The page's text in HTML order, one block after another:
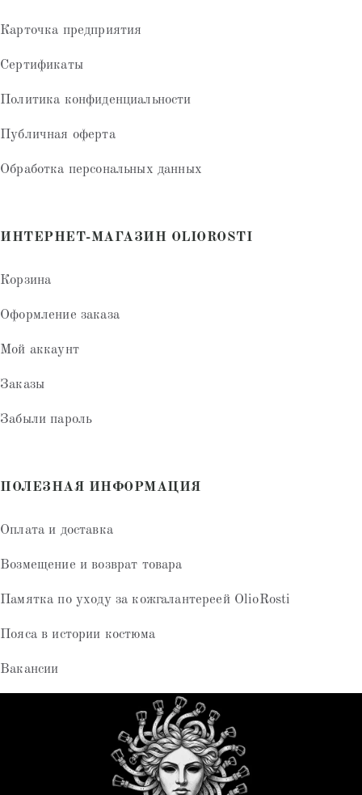
Карточка предприятия
Сертификаты
Политика конфиденциальности
Публичная оферта
Обработка персональных данных
ИНТЕРНЕТ-МАГАЗИН OLIOROSTI
Корзина
Оформление заказа
Мой аккаунт
Заказы
Забыли пароль
ПОЛЕЗНАЯ ИНФОРМАЦИЯ
Оплата и доставка
Возмещение и возврат товара
Памятка по уходу за кожгалантереей OlioRosti
Пояса в истории костюма
Вакансии